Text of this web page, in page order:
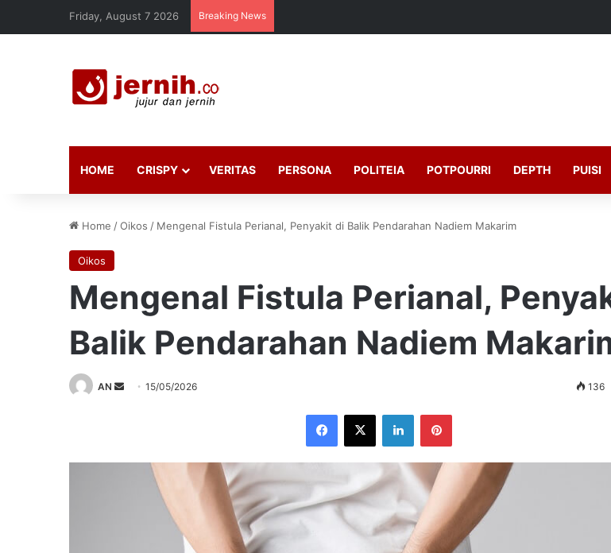
Friday, August 7 2026 Breaking News
HOME CRISPY VERITAS PERSONA POLITEIA POTPOURRI DEPTH PUISI
Home /Oikos / Mengenal Fistula Perianal, Penyakit di Balik Pendarahan Nadiem Makarim
Oikos
Mengenal Fistula Perianal,
Balik Pendarahan Nadiem
AN
Send15/05/2026 136
Facebook
X LinkedInPinterest